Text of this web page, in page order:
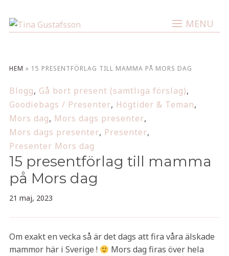
MENU
HEM » 15 PRESENTFÖRLAG TILL MAMMA PÅ MORS DAG
Blogg, Gå bort present (samtliga förslag),
Goodiebags / Presenter, Högtider & Teman,
Mors dag, Mors dags presenter,
Mors dags presenter, Presenter,
Presenter Mors dag
15 presentförlag till mamma
på Mors dag
21 maj, 2023
Om exakt en vecka så är det dags att fira våra älskade
mammor här i Sverige !
Mors dag firas över hela